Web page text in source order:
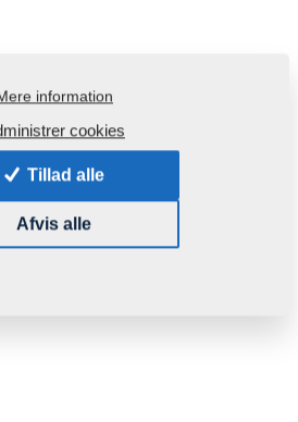
information
cookies
Tillad alle
Afvis alle